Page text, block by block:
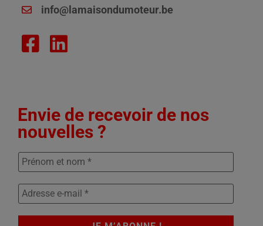
info@lamaisondumoteur.be
Envie de recevoir de nos
nouvelles ?